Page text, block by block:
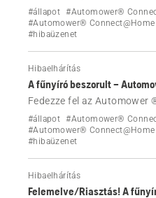
megjelenik a „Töltőállomás
#állapot #Automower®
#Automower® Connect@Home
#hibaüzenet
Hibaelhárítás
A fűnyíró beszorult –
Fedezze fel az Automower
okait, és tanuljon meg
elhárítására.
#állapot #Automower®
#Automower® Connect@Home
#hibaüzenet
Hibaelhárítás
Felemelve/Riasztás! A